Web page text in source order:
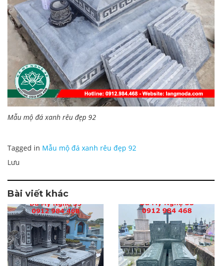
Mẫu mộ đá xanh rêu đẹp 92
Tagged in Mẫu mộ đá xanh rêu đẹp 92
Lưu
Bài viết khác